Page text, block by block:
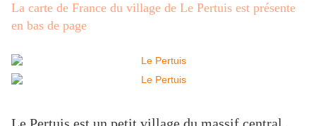
La carte de France du village de Le Pertuis est présente
en bas de page